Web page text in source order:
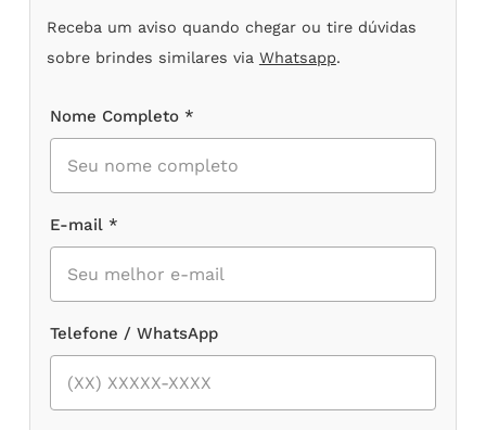
Receba um aviso quando chegar ou tire dúvidas
sobre brindes similares via Whatsapp.
Nome Completo *
E-mail *
Telefone / WhatsApp